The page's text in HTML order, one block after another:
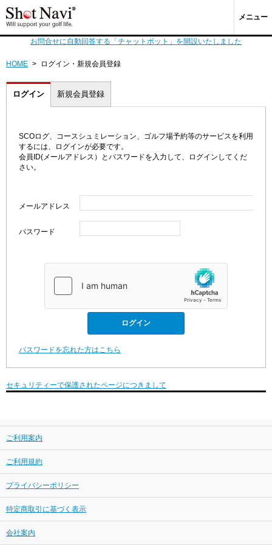
メニュー
お問合せに自動回答する「チャットボット」を開設いたしました
HOME > ログイン・新規会員登録
ログイン 新規会員登録
SCOログ、コースシュミレーション、ゴルフ場予約等のサービスを利用
するには、ログインが必要です。
会員ID(メールアドレス）とパスワードを入力して、ログインしてくだ
さい。
メールアドレス
パスワード
パスワードを忘れた方はこちら
セキュリティーで保護されたページにつきまして
ご利用案内
ご利用規約
プライバシーポリシー
特定商取引に基づく表示
会社案内